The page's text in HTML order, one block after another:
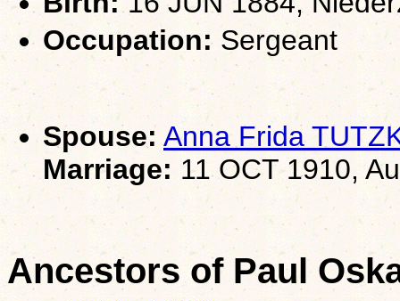
Occupation: Sergeant
Spouse: Anna Frida
Marriage: 11 OCT 1910,
Ancestors of Paul